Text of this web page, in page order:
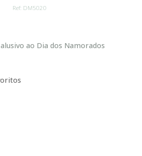
Ref: DM5020
ao Dia dos Namorados